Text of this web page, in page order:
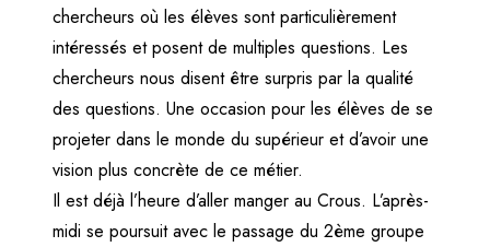
chercheurs où les élèves sont particulièrement
intéressés et posent de multiples questions. Les
chercheurs nous disent être surpris par la qualité
des questions. Une occasion pour les élèves de se
projeter dans le monde du supérieur et d’avoir une
vision plus concrète de ce métier.
Il est déjà l’heure d’aller manger au Crous. L’après-
midi se poursuit avec le passage du 2ème groupe